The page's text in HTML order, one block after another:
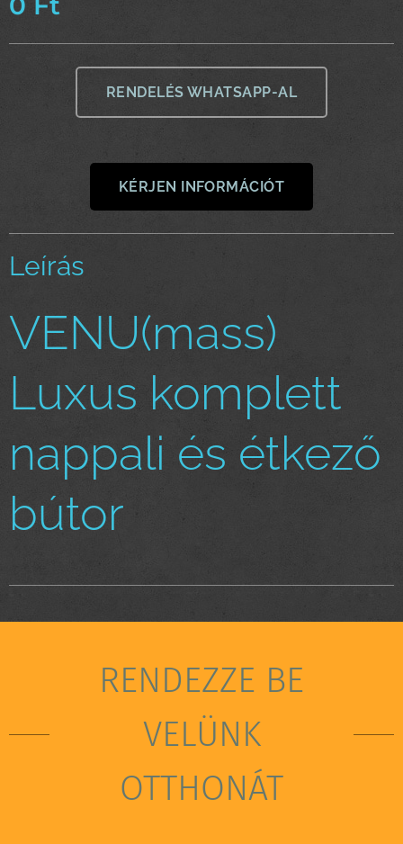
RENDELÉS WHATSAPP-AL
KÉRJEN INFORMÁCIÓT
Leírás
VENU(mass)
Luxus komplett
nappali és étkező
bútor
RENDEZZE BE
VELÜNK
OTTHONÁT